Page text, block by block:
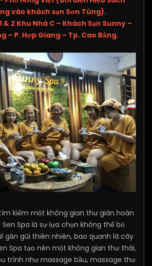
vào khách sạn Sơn Tùng).
& 2 Khu Nhà C – Khách Sạn Sunny –
– P. Hợp Giang – Tp. Cao Bằng.
kiếm một không gian thư giãn hoàn
Spa là sự lựa chọn không thể bỏ
gần gũi thiên nhiên, bao quanh là cây
Spa tạo nên một không gian thư thái,
trình như massage bầu, massage thư